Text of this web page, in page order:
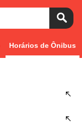
Horários de Ônibus